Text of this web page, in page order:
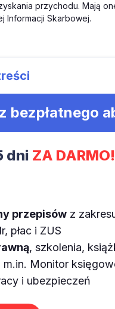
przychodu. Mają
Informacji Skarbowej.
bezpłatnego
dni ZA DARMO!
przepisówz
płac i ZUS
, szkolenia,
m.in. Monitor
i ubezpieczeń